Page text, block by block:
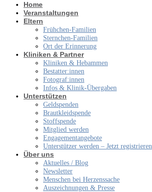
Home
Veranstaltungen
Eltern
Frühchen-Familien
Sternchen-Familien
Ort der Erinnerung
Kliniken & Partner
Kliniken & Hebammen
Bestatter:innen
Fotograf:innen
Infos & Klinik-Übergaben
Unterstützen
Geldspenden
Brautkleidspende
Stoffspende
Mitglied werden
Engagementangebote
Unterstützer werden – Jetzt registrieren
Über uns
Aktuelles / Blog
Newsletter
Menschen bei Herzenssache
Auszeichnungen & Presse